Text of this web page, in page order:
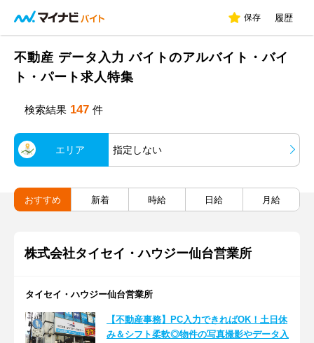
保存 履歴
不動産 データ入力 バイトのアルバイト・バイ
ト・パート求人特集
検索結果 147 件
エリア 指定しない
おすすめ 新着 時給 日給 月給
株式会社タイセイ・ハウジー仙台営業所
タイセイ・ハウジー仙台営業所
【不動産事務】PC入力できればOK！土日休
み＆シフト柔軟◎物件の写真撮影やデータ入